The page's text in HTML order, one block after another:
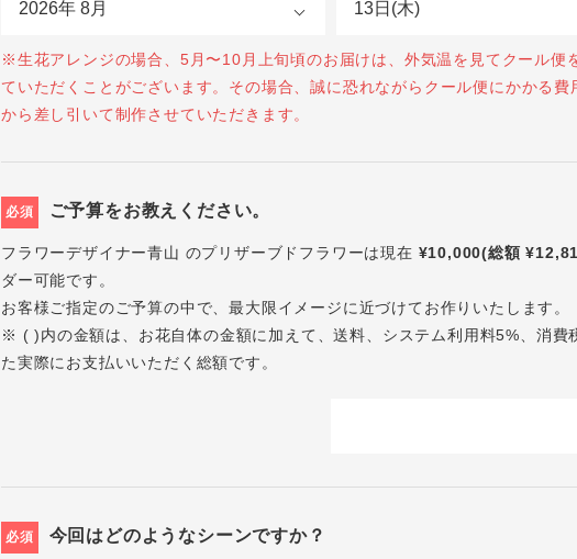
※生花アレンジの場合、5月〜10月上旬頃のお届けは、外気温を見てクール便
ていただくことがございます。その場合、誠に恐れながらクール便にかかる費
から差し引いて制作させていただきます。
必須 ご予算をお教えください。
フラワーデザイナー青山 のプリザーブドフラワーは現在 ¥10,000(総額
ダー可能です。
お客様ご指定のご予算の中で、最大限イメージに近づけてお作りいたします。
※ ( )内の金額は、お花自体の金額に加えて、送料、システム利用料5%、消費
た実際にお支払いいただく総額です。
必須 今回はどのようなシーンですか？